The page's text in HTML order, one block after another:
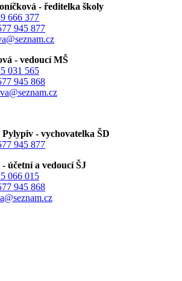
- ředitelka školy
666 377
945 877
- vedoucí MŠ
031 565
945 868
- vychovatelka ŠD
945 877
účetní a vedoucí ŠJ
066 015
945 868